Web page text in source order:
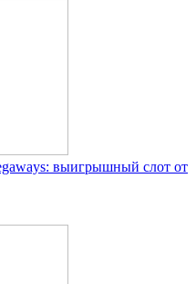
выигрышный слот от